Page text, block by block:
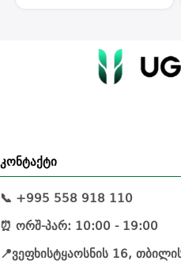
კონტაქტი
📞 +995 558 918 110
⏰ ორშ-პარ: 10:00 - 19:00
📍ვეფხისტყაოსნის 16,